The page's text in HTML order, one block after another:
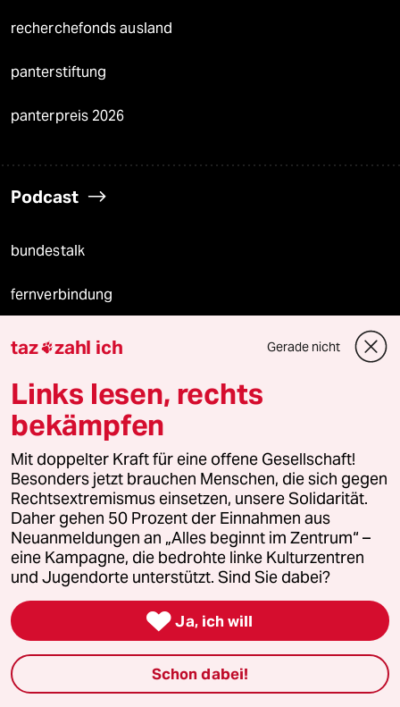
recherchefonds ausland
panterstiftung
panterpreis 2026
Podcast
bundestalk
fernverbindung
klima update°
Mauerecho
Freie Rede
reingehen
Newsletter
team zukunft
taz zahl ich
taz zahl ich Gerade nicht
Links lesen, rechts
bekämpfen
Mit doppelter Kraft für eine offene Gesellschaft!
Besonders jetzt brauchen Menschen, die sich gegen
Rechtsextremismus einsetzen, unsere Solidarität.
Daher gehen 50 Prozent der Einnahmen aus
Neuanmeldungen an „Alles beginnt im Zentrum“ –
eine Kampagne, die bedrohte linke Kulturzentren
und Jugendorte unterstützt. Sind Sie dabei?
 Ja, ich will
Schon dabei!